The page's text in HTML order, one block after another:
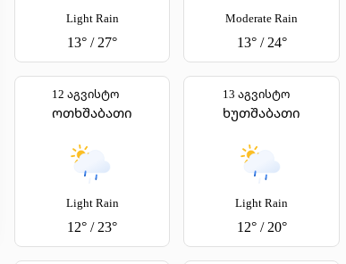
Light Rain
13°/27°
Moderate Rain
13°/24°
12 აგვისტო
ოთხშაბათი
Light Rain
12°/23°
13 აგვისტო
ხუთშაბათი
Light Rain
12°/20°